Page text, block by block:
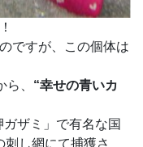
！
ですが、この個体は
、 “幸せの青いカ
ザミ」で有名な国
し網にて捕獲さ